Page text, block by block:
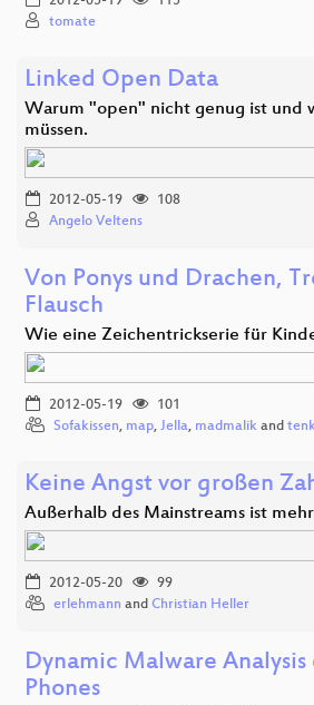
tomate
Linked Open Data
Warum "open" nicht genug ist und
müssen.
2012-05-19
108
Angelo Veltens
Von Ponys und Drachen,
Flausch
Wie eine Zeichentrickserie für
2012-05-19
101
Sofakissen, map, Jella, madmalik and
Keine Angst vor großen
Außerhalb des Mainstreams ist
2012-05-20
99
erlehmann and Christian Heller
Dynamic Malware
Phones